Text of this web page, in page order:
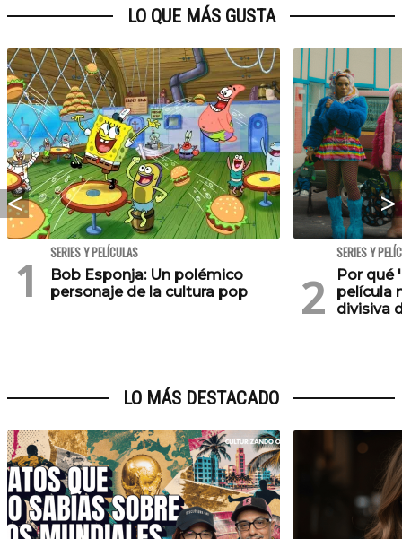
LO QUE MÁS GUSTA
SERIES Y PELÍCULAS
Bob Esponja: Un polémico
personaje de la cultura pop
SERIES Y
Por qué
película
divisiva
LO MÁS DESTACADO